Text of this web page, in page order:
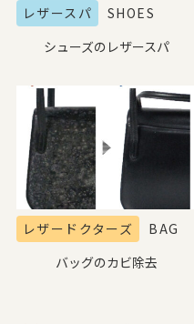
レザースパ
SHOES
シューズのレザースパ
レザードクターズ
BAG
バッグのカビ除去